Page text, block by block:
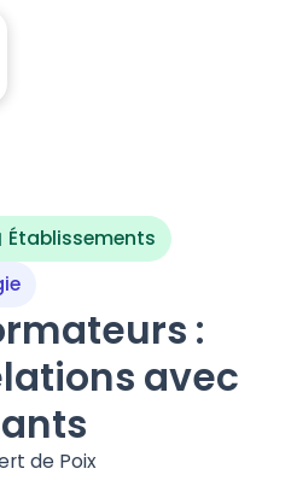
Établissements
:
avec
de Poix